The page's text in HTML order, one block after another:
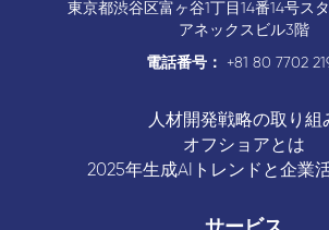
東京都渋谷区富ヶ谷1丁目14番14号ス
アネックスビル3階
電話番号：
+81 80 7702
人材開発戦略の取り組
オフショアとは
2025年生成AIトレンドと企業